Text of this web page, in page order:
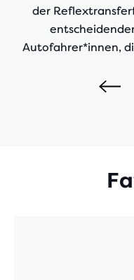
der
Autofahrer*innen,